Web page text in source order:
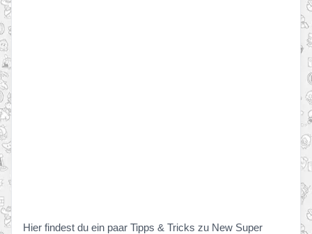
Hier findest du ein paar Tipps & Tricks zu New Super